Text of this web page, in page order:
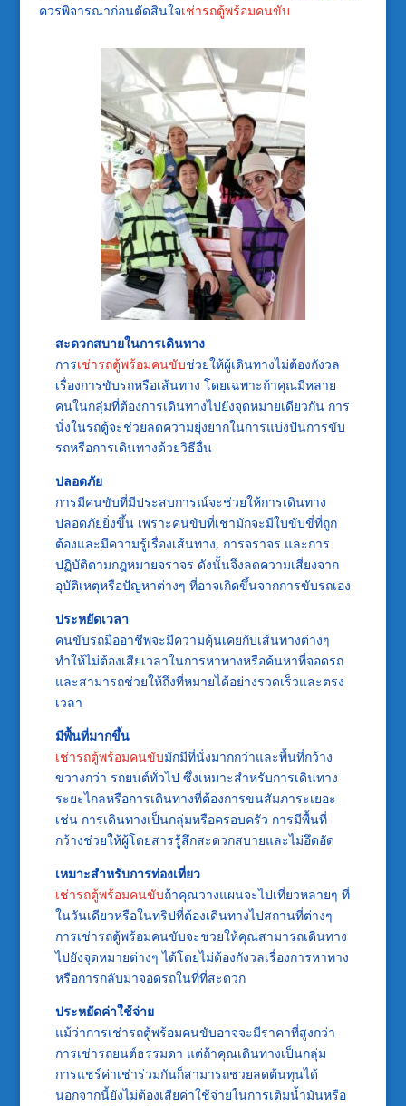
ควรพิจารณาก่อนตัดสินใจเช่ารถตู้พร้อมคนขับ
สะดวกสบายในการเดินทาง
การเช่ารถตู้พร้อมคนขับช่วยให้ผู้เดินทางไม่ต้องกังวล
เรื่องการขับรถหรือเส้นทาง โดยเฉพาะถ้าคุณมีหลาย
คนในกลุ่มที่ต้องการเดินทางไปยังจุดหมายเดียวกัน การ
นั่งในรถตู้จะช่วยลดความยุ่งยากในการแบ่งปันการขับ
รถหรือการเดินทางด้วยวิธีอื่น
ปลอดภัย
การมีคนขับที่มีประสบการณ์จะช่วยให้การเดินทาง
ปลอดภัยยิ่งขึ้น เพราะคนขับที่เช่ามักจะมีใบขับขี่ที่ถูก
ต้องและมีความรู้เรื่องเส้นทาง, การจราจร และการ
ปฏิบัติตามกฎหมายจราจร ดังนั้นจึงลดความเสี่ยงจาก
อุบัติเหตุหรือปัญหาต่างๆ ที่อาจเกิดขึ้นจากการขับรถเอง
ประหยัดเวลา
คนขับรถมืออาชีพจะมีความคุ้นเคยกับเส้นทางต่างๆ
ทำให้ไม่ต้องเสียเวลาในการหาทางหรือค้นหาที่จอดรถ
และสามารถช่วยให้ถึงที่หมายได้อย่างรวดเร็วและตรง
เวลา
มีพื้นที่มากขึ้น
เช่ารถตู้พร้อมคนขับมักมีที่นั่งมากกว่าและพื้นที่กว้าง
ขวางกว่า รถยนต์ทั่วไป ซึ่งเหมาะสำหรับการเดินทาง
ระยะไกลหรือการเดินทางที่ต้องการขนสัมภาระเยอะ
เช่น การเดินทางเป็นกลุ่มหรือครอบครัว การมีพื้นที่
กว้างช่วยให้ผู้โดยสารรู้สึกสะดวกสบายและไม่อึดอัด
เหมาะสำหรับการท่องเที่ยว
เช่ารถตู้พร้อมคนขับถ้าคุณวางแผนจะไปเที่ยวหลายๆ ที่
ในวันเดียวหรือในทริปที่ต้องเดินทางไปสถานที่ต่างๆ
การเช่ารถตู้พร้อมคนขับจะช่วยให้คุณสามารถเดินทาง
ไปยังจุดหมายต่างๆ ได้โดยไม่ต้องกังวลเรื่องการหาทาง
หรือการกลับมาจอดรถในที่ที่สะดวก
ประหยัดค่าใช้จ่าย
แม้ว่าการเช่ารถตู้พร้อมคนขับอาจจะมีราคาที่สูงกว่า
การเช่ารถยนต์ธรรมดา แต่ถ้าคุณเดินทางเป็นกลุ่ม
การแชร์ค่าเช่าร่วมกันก็สามารถช่วยลดต้นทุนได้
นอกจากนี้ยังไม่ต้องเสียค่าใช้จ่ายในการเติมน้ำมันหรือ